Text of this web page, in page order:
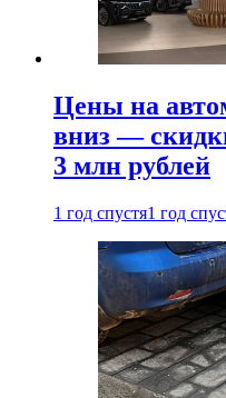
Цены на
вниз —
3 млн рублей
1 год спустя1 год